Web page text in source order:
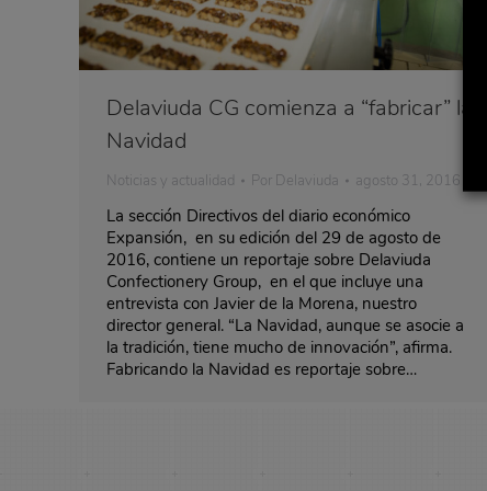
Delaviuda CG comienza a “fabricar” la
Navidad
Noticias y actualidad Por Delaviuda agosto 31, 2016
La sección Directivos del diario económico
Expansión, en su edición del 29 de agosto de
2016, contiene un reportaje sobre Delaviuda
Confectionery Group, en el que incluye una
entrevista con Javier de la Morena, nuestro
director general. “La Navidad, aunque se asocie a
la tradición, tiene mucho de innovación”, afirma.
Fabricando la Navidad es reportaje sobre…